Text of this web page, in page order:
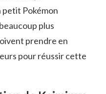
petit Pokémon
plus
prendre en
pour réussir cette